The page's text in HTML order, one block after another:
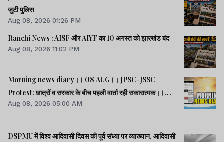
जुटी पुलिस
Aug 08, 2026 01:26 PM
Ranchi News : AISF और AIYF का 10 अगस्त को झारखंड बंद
Aug 08, 2026 11:02 PM
Morning news diary।। 08 AUG।। JPSC-JSSC
Protest: छात्रों व सरकार के बीच पहली वार्ता रही सकारात्मक।।
साइबर क्राइम मामलों की जांच में झारखंड पुलिस फिसड्डी।।संसद में
Aug 08, 2026 05:00 AM
DSPMU में विश्व आदिवासी दिवस की पूर्व संध्या पर व्याख्यान, आदिवासी